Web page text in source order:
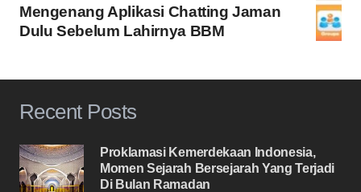
Mengenang Aplikasi Chatting Jaman
Dulu Sebelum Lahirnya BBM
Recent Posts
Proklamasi Kemerdekaan Indonesia,
Momen Sejarah Bersejarah Yang Terjadi
Di Bulan Ramadan